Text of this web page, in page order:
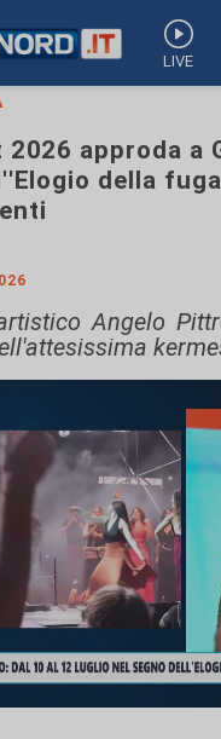
LIVE
2026 approda a
della
Angelo